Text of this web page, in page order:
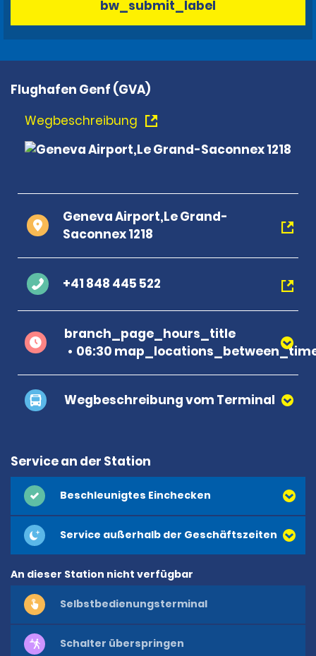
bw_submit_label
Flughafen Genf (GVA)
Wegbeschreibung
Geneva Airport,Le Grand-
Saconnex 1218
+41 848 445 522
branch_page_hours_title
06:30
Wegbeschreibung vom Terminal
Service an der Station
Beschleunigtes Einchecken
Service außerhalb der Geschäftszeiten
An dieser Station nicht verfügbar
Selbstbedienungsterminal
Schalter überspringen